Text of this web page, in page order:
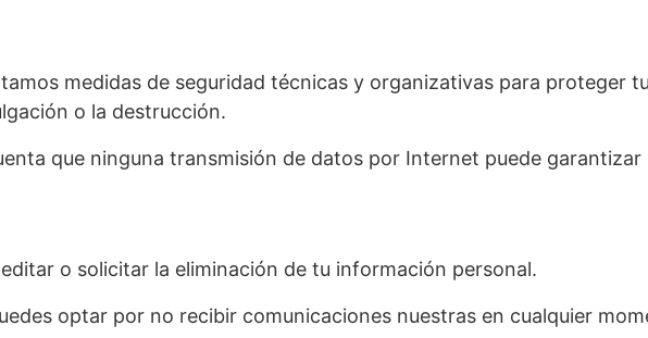
medidas de seguridad técnicas y organizativas para proteger
o la destrucción.
que ninguna transmisión de datos por Internet puede garantizar
editar o solicitar la eliminación de tu información personal.
optar por no recibir comunicaciones nuestras en cualquier